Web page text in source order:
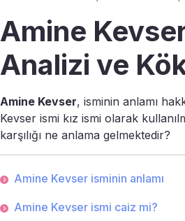
Amine
Analizi ve
Amine Kevser, isminin anlamı
Kevser ismi kız ismi olarak
karşılığı ne anlama gelmektedir?
Amine Kevser isminin anlamı
Amine Kevser ismi caiz mi?